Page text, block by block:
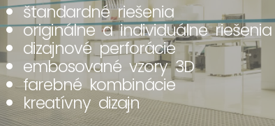
štandardné riešenia
originálne a individuálne riešenia
dizajnové perforácie
embosované vzory 3D
farebné kombinácie
kreatívny dizajn